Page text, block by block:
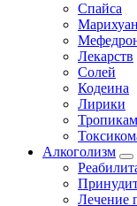
Спайса
Лекарств
Солей
Кодеина
Лирики
Алкоголизм
Лечение